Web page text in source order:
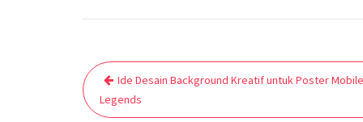
Post
navigation
Ide Desain Background Kreatif untuk Poster Mobile
Legends